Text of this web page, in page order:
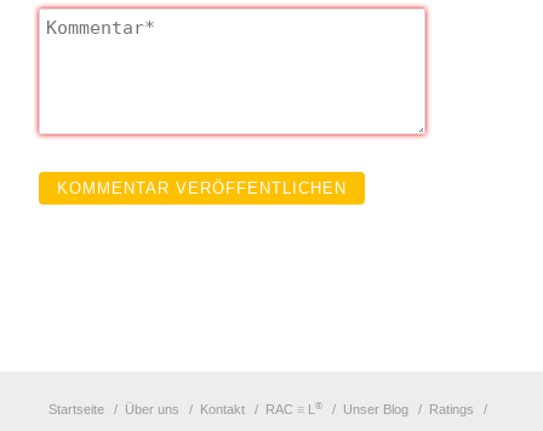
Startseite Über uns Kontakt RAC ≡ L ® Unser Blog
Ratings